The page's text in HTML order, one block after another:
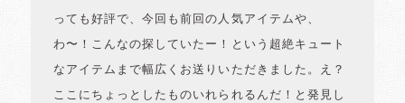
っても好評で、今回も前回の人気アイテムや、
わ〜！こんなの探していたー！という超絶キュート
なアイテムまで幅広くお送りいただきました。え？
ここにちょっとしたものいれられるんだ！と発見し